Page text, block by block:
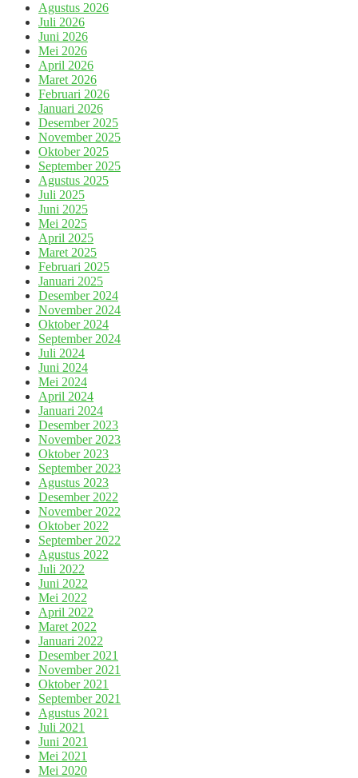
Agustus 2026
Juli 2026
Juni 2026
Mei 2026
April 2026
Maret 2026
Februari 2026
Januari 2026
Desember 2025
November 2025
Oktober 2025
September 2025
Agustus 2025
Juli 2025
Juni 2025
Mei 2025
April 2025
Maret 2025
Februari 2025
Januari 2025
Desember 2024
November 2024
Oktober 2024
September 2024
Juli 2024
Juni 2024
Mei 2024
April 2024
Januari 2024
Desember 2023
November 2023
Oktober 2023
September 2023
Agustus 2023
Desember 2022
November 2022
Oktober 2022
September 2022
Agustus 2022
Juli 2022
Juni 2022
Mei 2022
April 2022
Maret 2022
Januari 2022
Desember 2021
November 2021
Oktober 2021
September 2021
Agustus 2021
Juli 2021
Juni 2021
Mei 2021
Mei 2020